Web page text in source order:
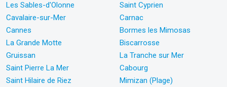
Les Sables-d'Olonne
Saint Cyprien
Cavalaire-sur-Mer
Carnac
Cannes
Bormes les Mimosas
La Grande Motte
Biscarrosse
Gruissan
La Tranche sur Mer
Saint Pierre La Mer
Cabourg
Saint Hilaire de Riez
Mimizan (Plage)